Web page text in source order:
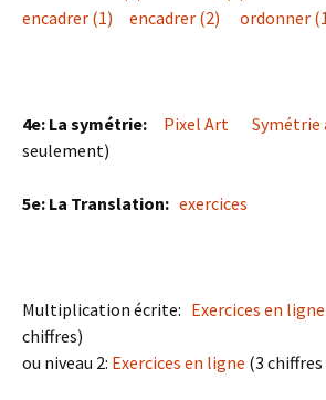
encadrer (1)
encadrer (2) ordonner
4e: La symétrie: Pixel Art Symétrie
seulement)
5e: La Translation: exercices
Multiplication écrite: Exercices en ligne
chiffres)
ou niveau 2: Exercices en ligne (3 chiffres